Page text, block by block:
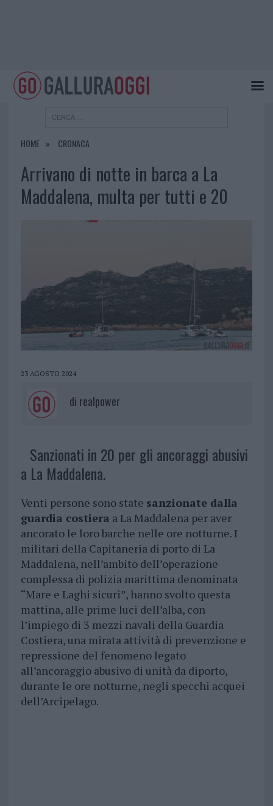
HOME CRONACA
Arrivano di notte in barca a La
Maddalena, multa per tutti e 20
23 AGOSTO 2024
di realpower
Sanzionati in 20 per gli ancoraggi abusivi
a La Maddalena.
Venti persone sono state sanzionate dalla
guardia costiera a La Maddalena per aver
ancorato le loro barche nelle ore notturne. I
militari della Capitaneria di porto di La
Maddalena, nell’ambito dell’operazione
complessa di polizia marittima denominata
“Mare e Laghi sicuri”, hanno svolto questa
mattina, alle prime luci dell’alba, con
l’impiego di 3 mezzi navali della Guardia
Costiera, una mirata attività di prevenzione e
repressione del fenomeno legato
all’ancoraggio abusivo di unità da diporto,
durante le ore notturne, negli specchi acquei
dell’Arcipelago.